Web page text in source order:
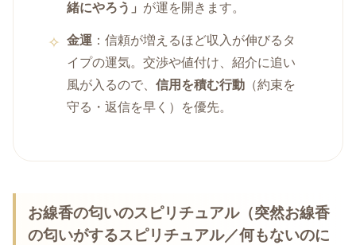
緒にやろう」 が運を開きます。
金運 ：信頼が増えるほど収入が伸びるタ
イプの運気。交渉や値付け、紹介に追い
風が入るので、信用を積む行動 （約束を
守る・返信を早く）を優先。
お線香の匂いのスピリチュアル（突然お線香
の匂いがするスピリチュアル／何もないのに